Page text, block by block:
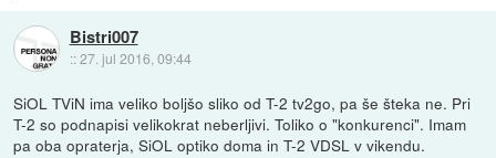
Bistri007
::27. jul 2016, 09:44
SiOL TViN ima veliko boljšo sliko od T-2 tv2go, pa še šteka ne. Pri
T-2 so podnapisi velikokrat neberljivi. Toliko o "konkurenci". Imam
pa oba opraterja, SiOL optiko doma in T-2 VDSL v vikendu.